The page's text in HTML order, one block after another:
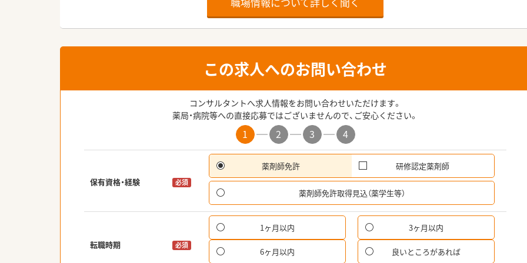
この求人へのお問い合わせ
コンサルタントへ求人情報をお問い合わせいただけます。
薬局・病院等への直接応募ではございませんので、ご安心ください。
1 2 3 4
保有資格・経験 必須
薬剤師免許 研修認定薬剤師
薬剤師免許取得見込（薬学生等）
転職時期 必須
1ヶ月以内 3ヶ月以内
6ヶ月以内 良いところがあれば